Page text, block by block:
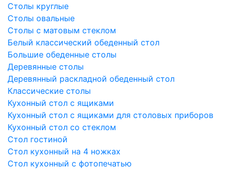
Столы круглые
Столы овальные
Столы с матовым стеклом
Белый классический обеденный стол
Большие обеденные столы
Деревянные столы
Деревянный раскладной обеденный стол
Классические столы
Кухонный стол с ящиками
Кухонный стол с ящиками для столовых приборов
Кухонный стол со стеклом
Стол гостиной
Стол кухонный на 4 ножках
Стол кухонный с фотопечатью